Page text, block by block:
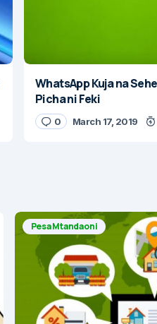
WhatsApp Kuja na
Picha ni Feki
0 March 17, 2019
Pesa Mtandaoni